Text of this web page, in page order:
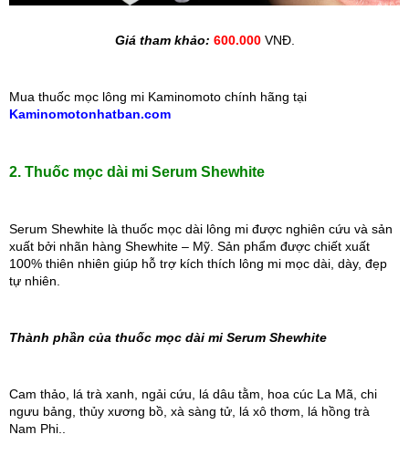
Giá tham khảo: 600.000 VNĐ.
Kaminomotonhatban.com
2. Thuốc mọc dài mi Serum Shewhite
Serum Shewhite là thuốc mọc dài lông mi được nghiên cứu và sản
xuất bởi nhãn hàng Shewhite – Mỹ. Sản phẩm được chiết xuất
100% thiên nhiên giúp hỗ trợ kích thích lông mi mọc dài, dày, đẹp
tự nhiên.
Thành phần của thuốc mọc dài mi Serum Shewhite
Cam thảo, lá trà xanh, ngải cứu, lá dâu tằm, hoa cúc La Mã, chi
ngưu bảng, thủy xương bồ, xà sàng tử, lá xô thơm, lá hồng trà
Nam Phi..